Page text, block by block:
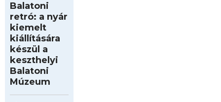
Balatoni
retró: a nyár
kiemelt
kiállítására
készül a
keszthelyi
Balatoni
Múzeum